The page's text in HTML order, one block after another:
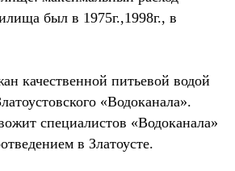
был в 1975г.,1998г., в
качественной питьевой водой
«Водоканала».
специалистов «Водоканала»
в Златоусте.